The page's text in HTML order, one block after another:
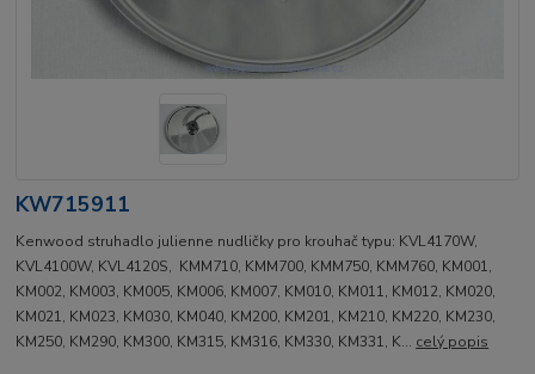
KW715911
Kenwood struhadlo julienne nudličky pro krouhač typu: KVL4170W,
KVL4100W, KVL4120S, KMM710, KMM700, KMM750, KMM760, KM001,
KM002, KM003, KM005, KM006, KM007, KM010, KM011, KM012, KM020,
KM021, KM023, KM030, KM040, KM200, KM201, KM210, KM220, KM230,
KM250, KM290, KM300, KM315, KM316, KM330, KM331, K... celý popis